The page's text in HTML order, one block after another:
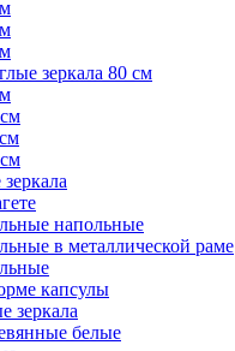
зеркала 80 см
напольные
в металлической раме
капсулы
зеркала
белые